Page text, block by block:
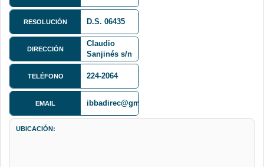
RESOLUCIÓN D.S. 06435
DIRECCIÓN
Calle
Claudio
Sanjinés s/n
(Miraflores)
TELÉFONO 224-2064
EMAIL ibbadirec@gmail.com
UBICACIÓN: